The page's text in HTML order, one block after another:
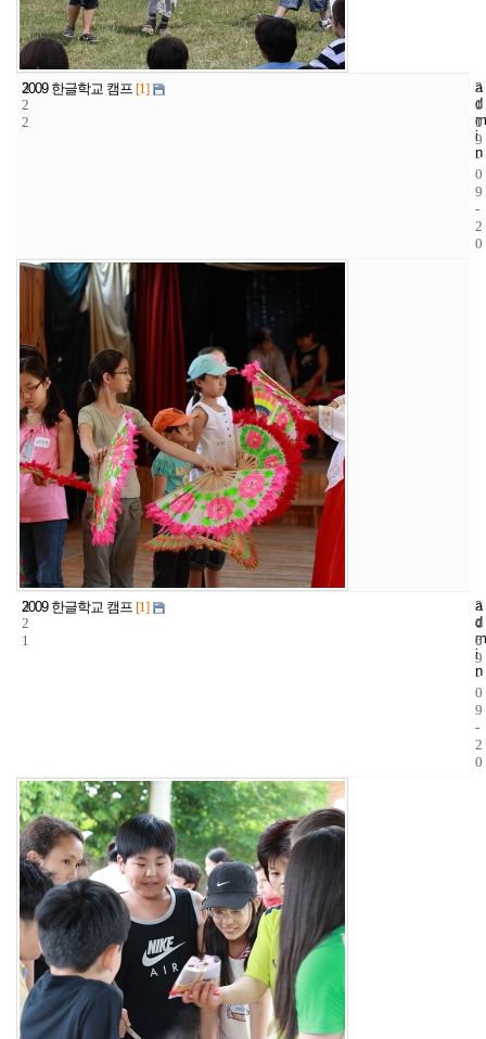
3
2
2
2009 한글학교 캠프 [1]
a
d
m
i
n
2
1
1
2
0
0
9
-
0
9
-
2
0
3
2
1
2009 한글학교 캠프 [1]
a
d
m
i
n
2
4
6
2
0
0
9
-
0
9
-
2
0